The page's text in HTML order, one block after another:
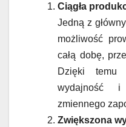
Ciągła
Jedną z
możliwość
całą dobę,
Dzięki temu
wydajność
zmiennego
Zwiększona